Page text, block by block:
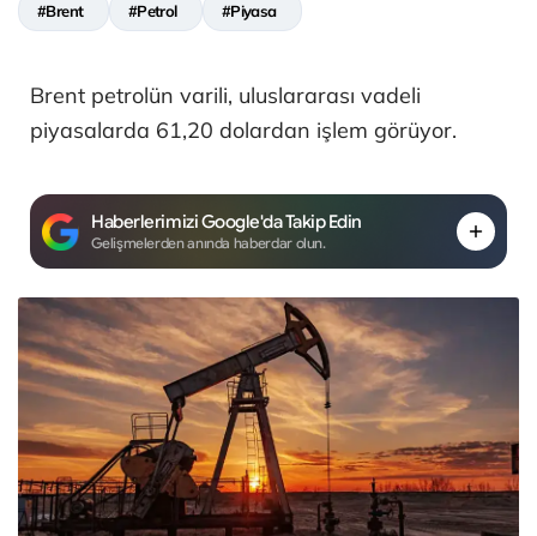
#Brent #Petrol #Piyasa
Brent petrolün varili, uluslararası vadeli
piyasalarda 61,20 dolardan işlem görüyor.
Haberlerimizi Google'da Takip Edin
Gelişmelerden anında haberdar olun.